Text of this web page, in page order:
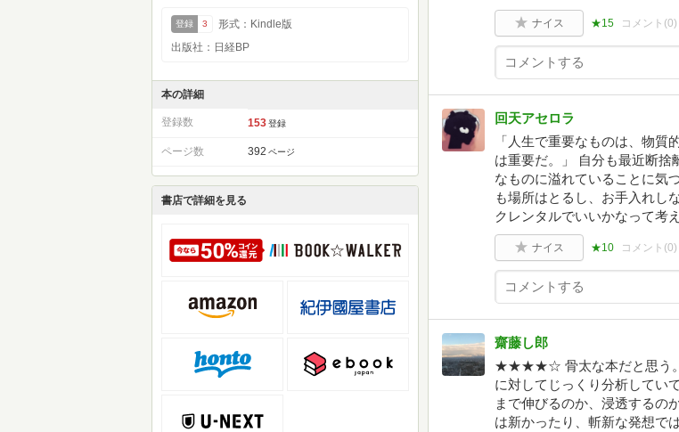
登録 3
形式：Kindle版
出版社：日経BP
本の詳細
登録数 153 登録
ページ数 392 ページ
書店で詳細を見る
ナイス ★15 コメント(0)
回天アセロラ
「人生で重要なものは、物
は重要だ。」 自分も最近断捨
なものに溢れていることに気
も場所はとるし、お手入れし
クレンタルでいいかなって考え
ナイス ★10 コメント(0)
齋藤し郎
★★★★☆ 骨太な本だと思う。
に対してじっくり分析してい
まで伸びるのか、浸透するの
は新かったり、斬新な発想で